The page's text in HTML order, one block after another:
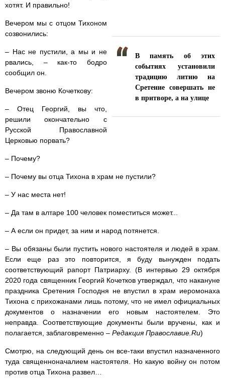
хотят. И правильно!
В память об этих
событиях установили
традицию литию на
Сретение совершать не
в притворе, а на улице
Вечером мы с отцом Тихоном
созвонились:
– Нас не пустили, а мы и не
рвались, – как-то бодро
сообщил он.
Вечером звоню Кочеткову:
– Отец Георгий, вы что,
решили окончательно с
Русской Православной
Церковью порвать?
– Почему?
– Почему вы отца Тихона в храм не пустили?
– У нас места нет!
– Да там в алтаре 100 человек поместиться может...
– А если он придет, за ним и народ потянется.
– Вы обязаны были пустить нового настоятеля и людей в храм.
Если еще раз это повторится, я буду вынужден подать
соответствующий рапорт Патриарху. (В интервью 29 октября
2020 года священник Георгий Кочетков утверждал, что накануне
праздника Сретения Господня не впустил в храм иеромонаха
Тихона с прихожанами лишь потому, что не имел официальных
документов о назначении его новым настоятелем. Это
неправда. Соответствующие документы были вручены, как и
полагается, заблаговременно – Редакция Православие.Ru)
Смотрю, на следующий день он все-таки впустил назначенного
туда священноначалием настоятеля. Но какую войну он потом
против отца Тихона развел…